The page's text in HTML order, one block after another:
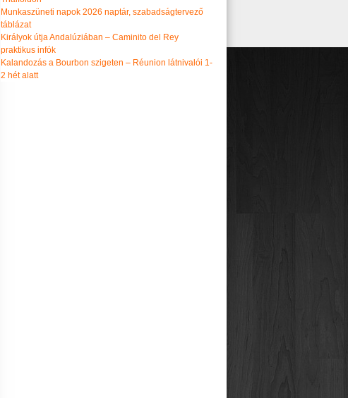
Munkaszüneti napok 2026 naptár, szabadságtervező
táblázat
Királyok útja Andalúziában – Caminito del Rey
praktikus infók
Kalandozás a Bourbon szigeten – Réunion látnivalói 1-
2 hét alatt